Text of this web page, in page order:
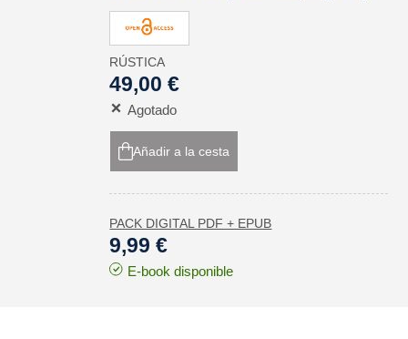
RÚSTICA
49,00 €
Agotado
Añadir a la cesta
PACK DIGITAL PDF + EPUB
9,99 €
E-book disponible